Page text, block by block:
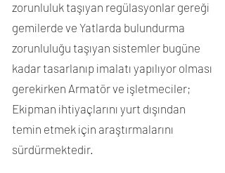
zorunluluk taşıyan regülasyonlar gereği
gemilerde ve Yatlarda bulundurma
zorunluluğu taşıyan sistemler bugüne
kadar tasarlanıp imalatı yapılıyor olması
gerekirken Armatör ve işletmeciler;
Ekipman ihtiyaçlarını yurt dışından
temin etmek için araştırmalarını
sürdürmektedir.